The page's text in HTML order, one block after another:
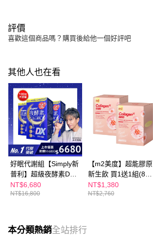
評價
喜歡這個商品嗎？購買後給他一個好評吧
其他人也在看
好眠代謝組【Simply新
普利】超級夜酵素DX
100錠/盒x3盒 木村拓
哉 代言(日韓雙GABA
NT$6,680
NT$16,800
【m2美度】超能膠原
新生飲 買1送1組(8入/
盒.孫藝珍代言-膠原蛋
白)
NT$1,380
NT$2,760
本分類熱銷全站排行